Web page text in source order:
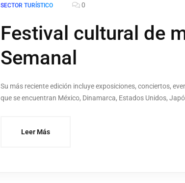
SECTOR TURÍSTICO 0
Festival cultural de
Semanal
Su más reciente edición incluye exposiciones, conciertos,
que se encuentran México, Dinamarca, Estados Unidos,
Leer Más